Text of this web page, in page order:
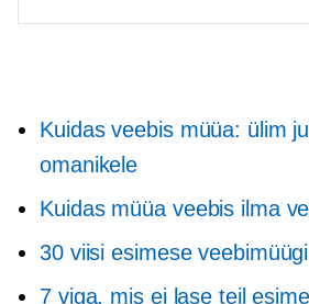
Kuidas veebis müüa: ülim
omanikele
Kuidas müüa veebis ilma
30 viisi esimese
7 viga, mis ei lase teil